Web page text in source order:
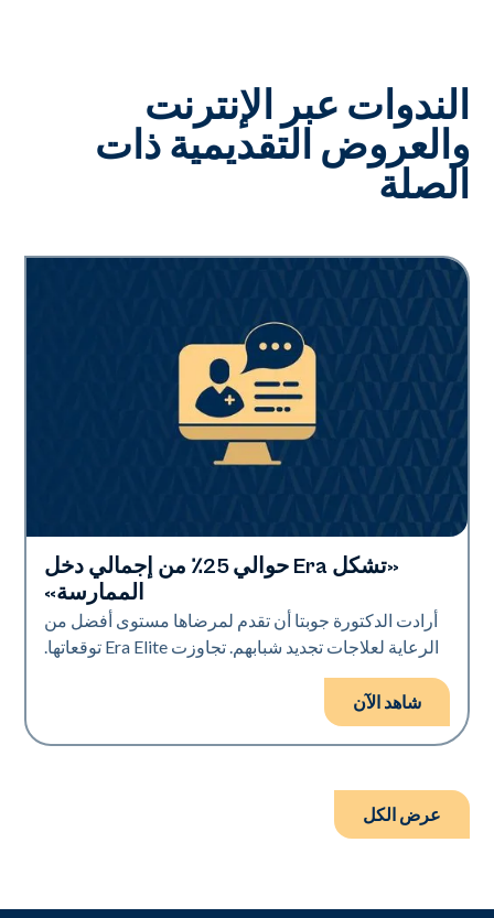
الندوات عبر الإنترنت
والعروض التقديمية ذات
الصلة
Era Elite | مقاطع فيديو
«تشكل Era حوالي 25٪ من إجمالي دخل
الممارسة»
أرادت الدكتورة جوبتا أن تقدم لمرضاها مستوى أفضل من
الرعاية لعلاجات تجديد شبابهم. تجاوزت Era Elite توقعاتها.
شاهد الآن
عرض الكل